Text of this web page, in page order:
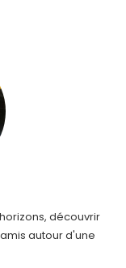
découvrir
autour d'une